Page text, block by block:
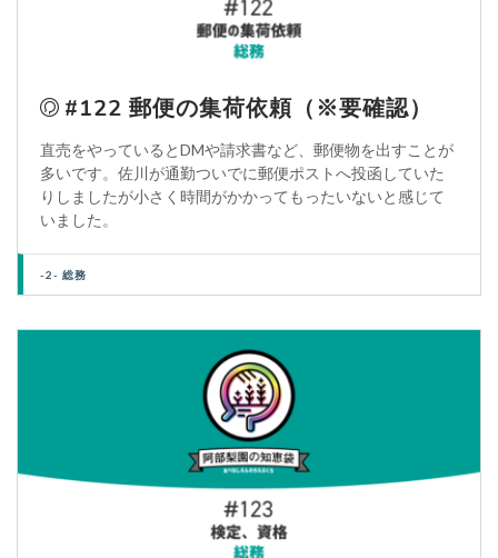
#122 郵便の集荷依頼（※要確認）
直売をやっているとDMや請求書など、郵便物を出すことが
多いです。佐川が通勤ついでに郵便ポストへ投函していた
りしましたが小さく時間がかかってもったいないと感じて
いました。
-2- 総務